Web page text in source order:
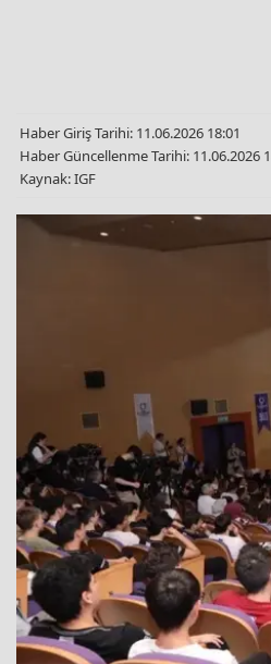
Haber Giriş Tarihi: 11.06.2026 18:01
Haber Güncellenme Tarihi: 11.06.2026
Kaynak: IGF